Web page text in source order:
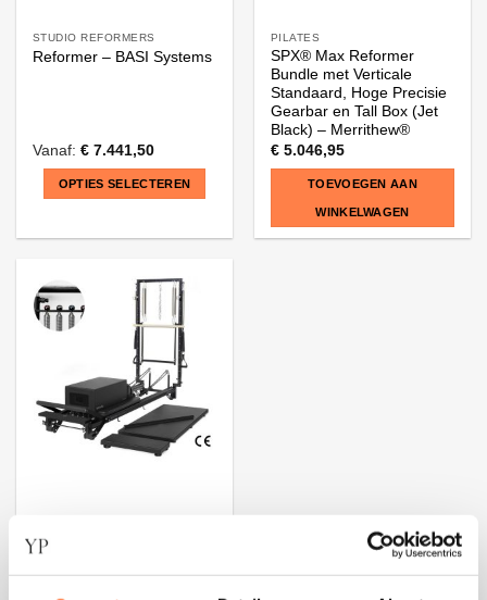
STUDIO REFORMERS
Reformer – BASI Systems
Vanaf: €7.441,50
OPTIES SELECTEREN
heeft
meerdere
optie
kan
gekozen
PILATES
SPX® Max Reformer
Bundle met Verticale
Standaard, Hoge Precisie
Gearbar en Tall Box (Jet
Black) – Merrithew®
€5.046,95
TOEVOEGEN AAN
WINKELWAGEN